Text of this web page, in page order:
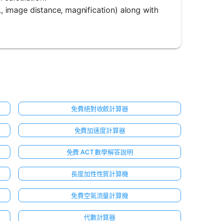
image distance, magnification) along with
免費絕對收斂計算器
免費加速度計算器
免費 ACT 數學解答說明
長度加性性質計算機
免費空氣流量計算機
代數計算器